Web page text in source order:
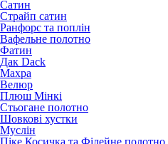
Сатин
Страйп сатин
Ранфорс та поплін
Вафельне полотно
Фатин
Дак Dack
Махра
Велюр
Плюш Мінкі
Стьогане полотно
Шовкові хустки
Муслін
Піке Косичка та Філейне полотно